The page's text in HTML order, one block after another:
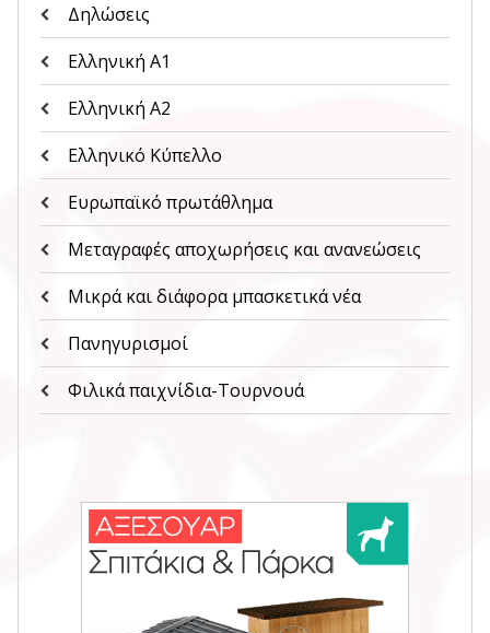
Δηλώσεις
Ελληνική Α1
Ελληνική Α2
Ελληνικό Κύπελλο
Ευρωπαϊκό πρωτάθλημα
Μεταγραφές αποχωρήσεις και ανανεώσεις
Μικρά και διάφορα μπασκετικά νέα
Πανηγυρισμοί
Φιλικά παιχνίδια-Τουρνουά